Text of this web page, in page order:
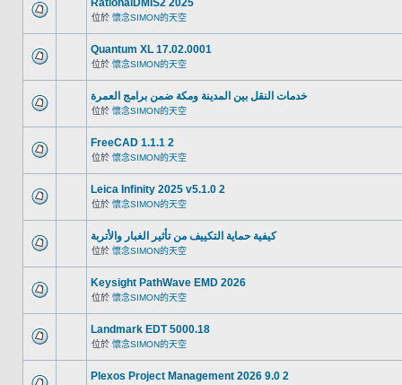
RationalDMIS2 2025
位於 懷念SIMON的天空
Quantum XL 17.02.0001
位於 懷念SIMON的天空
خدمات النقل بين المدينة ومكة ضمن برامج العمرة
位於 懷念SIMON的天空
FreeCAD 1.1.1 2
位於 懷念SIMON的天空
Leica Infinity 2025 v5.1.0 2
位於 懷念SIMON的天空
كيفية حماية التكييف من تأثير الغبار والأتربة
位於 懷念SIMON的天空
Keysight PathWave EMD 2026
位於 懷念SIMON的天空
Landmark EDT 5000.18
位於 懷念SIMON的天空
Plexos Project Management 2026 9.0 2